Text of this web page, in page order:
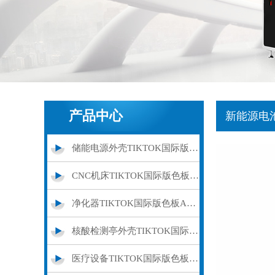
产品中心
储能电源外壳TIKTOK国际版色板APP下载
CNC机床TIKTOK国际版色板APP下载外罩
净化器TIKTOK国际版色板APP下载外壳
核酸检测亭外壳TIKTOK国际版色板APP下载
医疗设备TIKTOK国际版色板APP下载加工
新能源电